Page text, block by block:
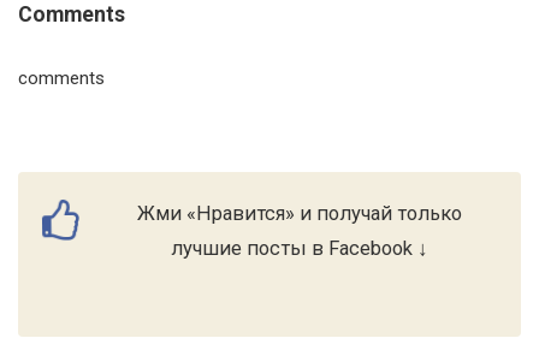
Comments
comments
Жми «Нравится» и получай только
лучшие посты в Facebook ↓